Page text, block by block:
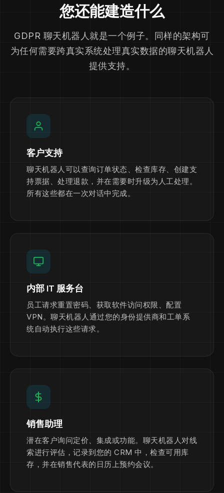
您还能建造什么
GDPR 聊天机器人就是一个例子。同样的架构可
为任何需要跨真实系统处理真实数据的聊天机器人
提供支持。
客户支持
聊天机器人可以查询订单状态、检查库存、创建支
持票据、处理退款，并在需要时升级为人工处理。
所有这些都在一次对话中完成。
内部 IT 服务台
员工请求重置密码、获取软件访问权限、配置
VPN。聊天机器人通过您的身份提供商和工单系
统自动执行这些请求。
销售助理
潜在客户询问定价、集成或功能。聊天机器人对线
索进行评估，记录到您的 CRM 中，检查可用库
存，并在销售代表的日历上预约会议。